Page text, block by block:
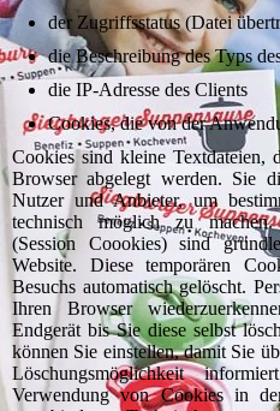
der Zugriffsstatus (Datei
die Beschreibung des Typs
die IP-Adresse des Clients
Cookies, die von der
Cookies sind kleine Textdateien,
Browser abgelegt werden. Sie
Nutzer und Anbieter, um
technisch möglich zu
(Session Coookies) sind
Website. Diese temporären
Besuchs automatisch gelöscht.
Ihren Browser
Endgerät bis Sie diese selbst
können Sie einstellen, damit Sie
Löschungsmöglichkeit
Verwendung von Cookies in